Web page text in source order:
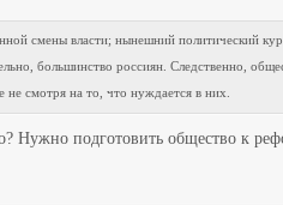
смены власти; нынешний политический
большинство россиян. Следственно,
смотря на то, что нуждается в них.
Нужно подготовить общество к